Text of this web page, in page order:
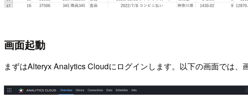
画面起動
まずはAlteryx Analytics Cloudにログインします。以下の画面では